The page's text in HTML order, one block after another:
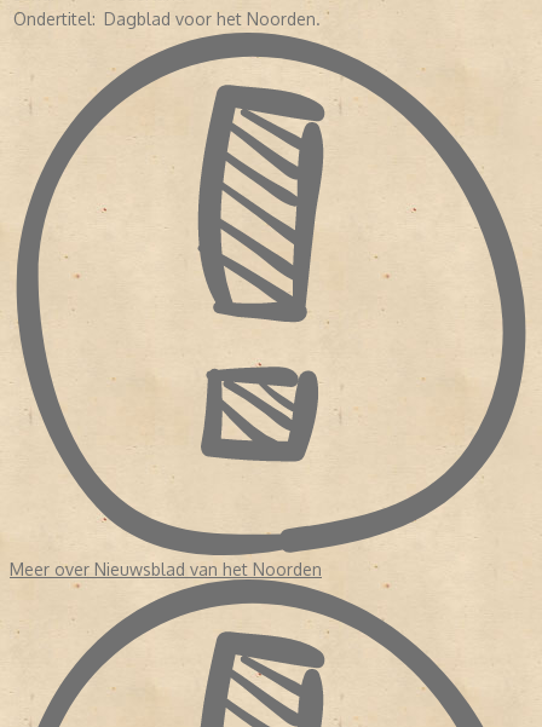
Ondertitel: Dagblad voor het Noorden.
Meer over Nieuwsblad van het Noorden